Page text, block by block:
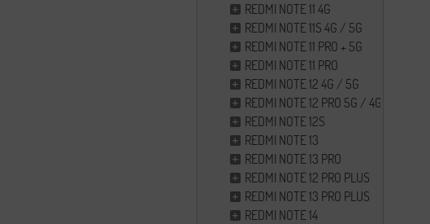
REDMI NOTE 11 4G
REDMI NOTE 11S 4G / 5G
REDMI NOTE 11 PRO + 5G
REDMI NOTE 11 PRO
REDMI NOTE 12 4G / 5G
REDMI NOTE 12 PRO 5G / 4G
REDMI NOTE 12S
REDMI NOTE 13
REDMI NOTE 13 PRO
REDMI NOTE 12 PRO PLUS
REDMI NOTE 13 PRO PLUS
REDMI NOTE 14